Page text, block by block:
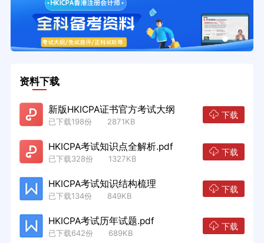
资料下载
新版HKICPA证书官方考试大纲
已下载198份 2871KB
下载
HKICPA考试知识点全解析.pdf
已下载328份 1327KB
下载
HKICPA考试知识结构梳理
已下载134份 849KB
下载
HKICPA考试历年试题.pdf
已下载642份 689KB
下载